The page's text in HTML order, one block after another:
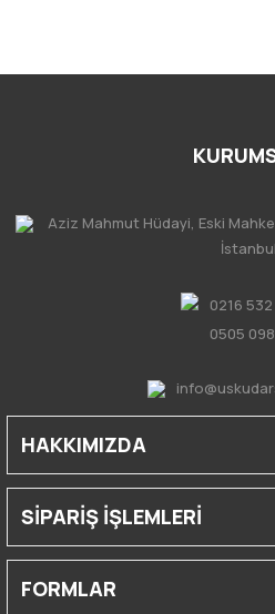
Aziz Mahmut Hüdayi, Eski
İstanbul
0216
0505
HAKKIMIZDA
SİPARİŞ İŞLEMLERİ
FORMLAR